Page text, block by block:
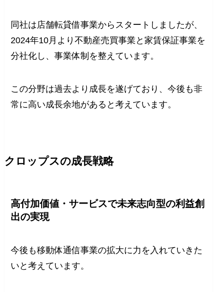
同社は店舗転貸借事業からスタートしましたが、
2024年10月より不動産売買事業と家賃保証事業を
分社化し、事業体制を整えています。
この分野は過去より成長を遂げており、今後も非
常に高い成長余地があると考えています。
クロップスの成長戦略
高付加価値・サービスで未来志向型の利益創
出の実現
今後も移動体通信事業の拡大に力を入れていきた
いと考えています。